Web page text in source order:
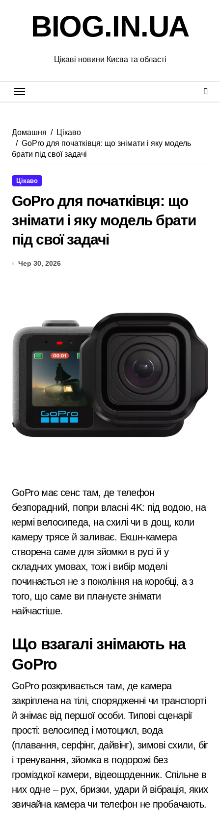
BIOG.IN.UA
Цікаві новини Києва та області
Домашня
Цікаво
GoPro для початківця: що знімати і яку модель
брати під свої задачі
Цікаво
GoPro для початківця: що
знімати і яку модель брати
під свої задачі
Чер 30, 2026
GoPro має сенс там, де телефон
безпорадний, попри власні 4K: під водою, на
кермі велосипеда, на схилі чи в дощ, коли
камеру трясе й заливає. Екшн-камера
створена саме для зйомки в русі й у
складних умовах, тож і вибір моделі
починається не з покоління на коробці, а з
того, що саме ви плануєте знімати
найчастіше.
Що взагалі знімають на
GoPro
GoPro розкривається там, де камера
закріплена на тілі, спорядженні чи транспорті
й знімає від першої особи. Типові сценарії
прості: велосипед і мотоцикл, вода
(плавання, серфінг, дайвінг), зимові схили, біг
і тренування, зйомка в подорожі без
громіздкої камери, відеощоденник. Спільне в
них одне – рух, бризки, удари й вібрація, яких
звичайна камера чи телефон не пробачають.